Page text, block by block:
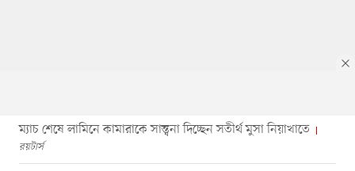
ম্যাচ শেষে লামিনে কামারাকে সান্ত্বনা দিচ্ছেন সতীর্থ মুসা নিয়াখাতে
রয়টার্স